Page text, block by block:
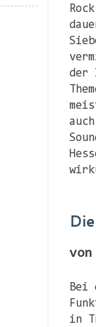
der
Bei
in